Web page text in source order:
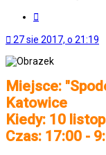
27 sie 2017, o 21:19
Miejsce:
Katowice
Kiedy: 10
Czas: 17:00 -